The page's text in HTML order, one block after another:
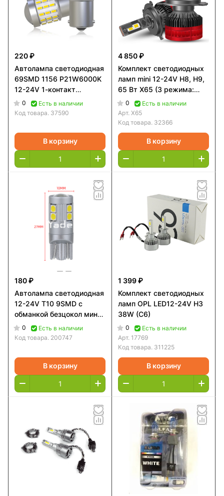
220 ₽
Автолампа светодиодная
69SMD 1156 P21W6000K
12-24V 1-контакт
прям,цоколь линза
желтая Самурай
0
Есть в наличии
Код товара. 37590
В корзину
4 850 ₽
Комплект светодиодных
ламп mini 12-24V H8, H9,
65 Вт X65 (3 режима:
Холодный, теплый и
желтый свет)
0
Есть в наличии
Арт. X65
Код товара. 32366
В корзину
180 ₽
Автолампа светодиодная
12-24V T10 9SMD с
обманкой безцокол мини
белым светит
0
Есть в наличии
Код товара. 200747
В корзину
1 399 ₽
Комплект светодиодных
ламп OPL LED12-24V H3
38W (С6)
0
Есть в наличии
Арт. 17769
Код товара. 311225
В корзину